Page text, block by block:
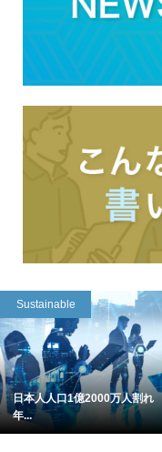
Sustainable
日本人人口1億2000万人割
年...